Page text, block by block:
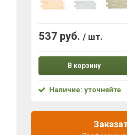
537 руб. / шт.
В корзину
Наличие: уточняйте